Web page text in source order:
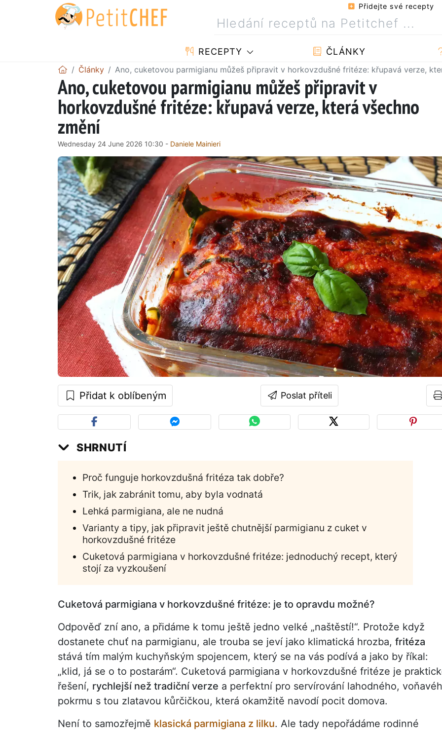
Přidejte své recepty
RECEPTY ČLÁNKY
Články Ano, cuketovou parmigianu můžeš připravit v horkovzdušné fritéze: křupavá verze,
Ano, cuketovou parmigianu můžeš připravit v
horkovzdušné fritéze: křupavá verze, která všechno
změní
Wednesday 24 June 2026 10:30 - Daniele Mainieri
Přidat k oblíbeným Poslat příteli
SHRNUTÍ
Proč funguje horkovzdušná fritéza tak dobře?
Trik, jak zabránit tomu, aby byla vodnatá
Lehká parmigiana, ale ne nudná
Varianty a tipy, jak připravit ještě chutnější parmigianu z cuket v
horkovzdušné fritéze
Cuketová parmigiana v horkovzdušné fritéze: jednoduchý recept, který
stojí za vyzkoušení
Cuketová parmigiana v horkovzdušné fritéze: je to opravdu možné?
Odpověď zní ano, a přidáme k tomu ještě jedno velké „naštěstí!“. Protože když
dostanete chuť na parmigianu, ale trouba se jeví jako klimatická hrozba, fritéza
stává tím malým kuchyňským spojencem, který se na vás podívá a jako by říkal:
„klid, já se o to postarám“. Cuketová parmigiana v horkovzdušné fritéze je
řešení, rychlejší než tradiční verze a perfektní pro servírování lahodného,
pokrmu s tou zlatavou kůrčičkou, která okamžitě navodí pocit domova.
Není to samozřejmě klasická parmigiana z lilku. Ale tady nepořádáme rodinné